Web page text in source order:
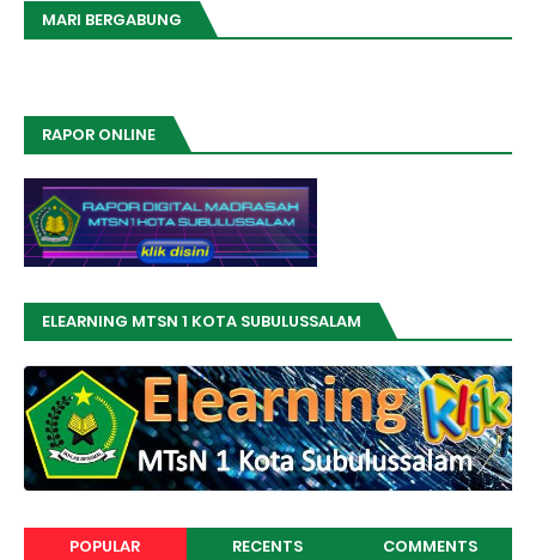
MARI BERGABUNG
RAPOR ONLINE
ELEARNING MTSN 1 KOTA SUBULUSSALAM
POPULAR RECENTS COMMENTS